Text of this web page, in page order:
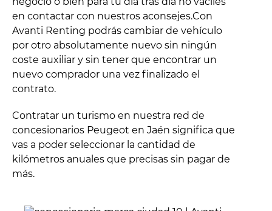
en contactar con nuestros aconsejes.Con
Avanti Renting podrás cambiar de vehículo
por otro absolutamente nuevo sin ningún
coste auxiliar y sin tener que encontrar un
nuevo comprador una vez finalizado el
contrato.
Contratar un turismo en nuestra red de
concesionarios Peugeot en Jaén significa que
vas a poder seleccionar la cantidad de
kilómetros anuales que precisas sin pagar de
más.